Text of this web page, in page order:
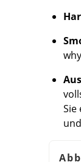
Sie